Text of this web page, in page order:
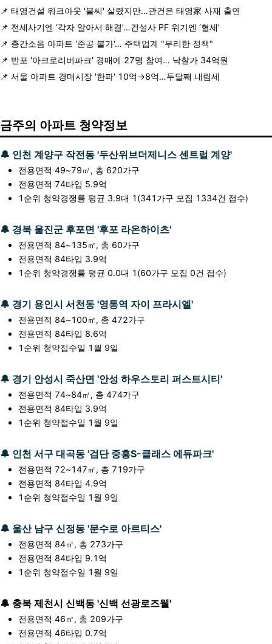
📌 태영건설 워크아웃 '불씨' 살렸지만…관건은 태영家 사재 출연
📌 전세사기엔 ‘각자 알아서 해결’…건설사 PF 위기엔 ‘혈세’
📌 층간소음 아파트 '준공 불가'… 주택업계 "무리한 정책"
📌 반포 '아크로리버파크' 경매에 27명 참여… 낙찰가 34억원
📌 서울 아파트 경매시장 '한파' 10억→8억…두달째 내림세
금주의 아파트 청약정보
🔔 인천 계양구 작전동 '두산위브더제니스 센트럴 계양'
전용면적 49~79㎡, 총 620가구
전용면적 74타입 5.9억
1순위 청약경쟁률 평균 3.9대 1(341가구 모집 1334건 접수)
🔔 경북 울진군 후포면 '후포 라온하이츠'
전용면적 84~135㎡, 총 60가구
전용면적 84타입 3.9억
1순위 청약경쟁률 평균 0.0대 1(60가구 모집 0건 접수)
🔔 경기 용인시 서천동 '영통역 자이 프라시엘'
전용면적 84~100㎡, 총 472가구
전용면적 84타입 8.6억
1순위 청약접수일 1월 9일
🔔 경기 안성시 죽산면 '안성 하우스토리 퍼스트시티'
전용면적 74~84㎡, 총 474가구
전용면적 84타입 3.9억
1순위 청약접수일 1월 9일
🔔 인천 서구 대곡동 '검단 중흥S-클래스 에듀파크'
전용면적 72~147㎡, 총 719가구
전용면적 84타입 4.9억
1순위 청약접수일 1월 9일
🔔 울산 남구 신정동 '문수로 아르티스'
전용면적 84㎡, 총 273가구
전용면적 84타입 9.1억
1순위 청약접수일 1월 9일
🔔 충북 제천시 신백동 '신백 선광로즈웰'
전용면적 46㎡, 총 209가구
전용면적 46타입 0.7억